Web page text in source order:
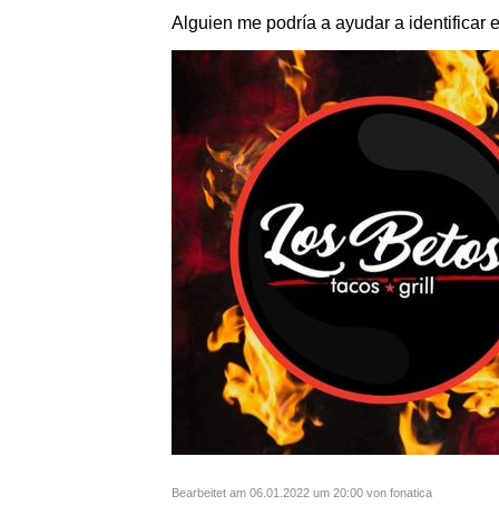
Alguien me podría a ayudar a identificar
Bearbeitet am 06.01.2022 um 20:00 von fonatica